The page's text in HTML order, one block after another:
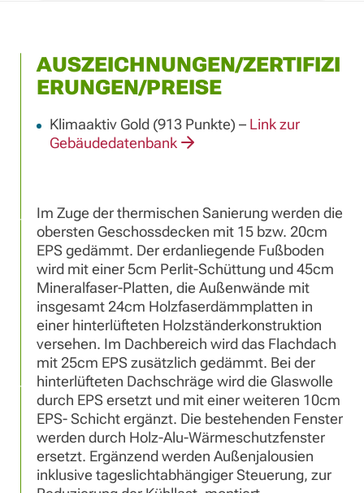
AUSZEICHNUNGEN/ZERTIFIZI
ERUNGEN/PREISE
Klimaaktiv Gold (913 Punkte) – Link zur
Gebäudedatenbank
Im Zuge der thermischen Sanierung werden die
obersten Geschossdecken mit 15 bzw. 20cm
EPS gedämmt. Der erdanliegende Fußboden
wird mit einer 5cm Perlit-Schüttung und 45cm
Mineralfaser-Platten, die Außenwände mit
insgesamt 24cm Holzfaserdämmplatten in
einer hinterlüfteten Holzständerkonstruktion
versehen. Im Dachbereich wird das Flachdach
mit 25cm EPS zusätzlich gedämmt. Bei der
hinterlüfteten Dachschräge wird die Glaswolle
durch EPS ersetzt und mit einer weiteren 10cm
EPS- Schicht ergänzt. Die bestehenden Fenster
werden durch Holz-Alu-Wärmeschutzfenster
ersetzt. Ergänzend werden Außenjalousien
inklusive tageslichtabhängiger Steuerung, zur